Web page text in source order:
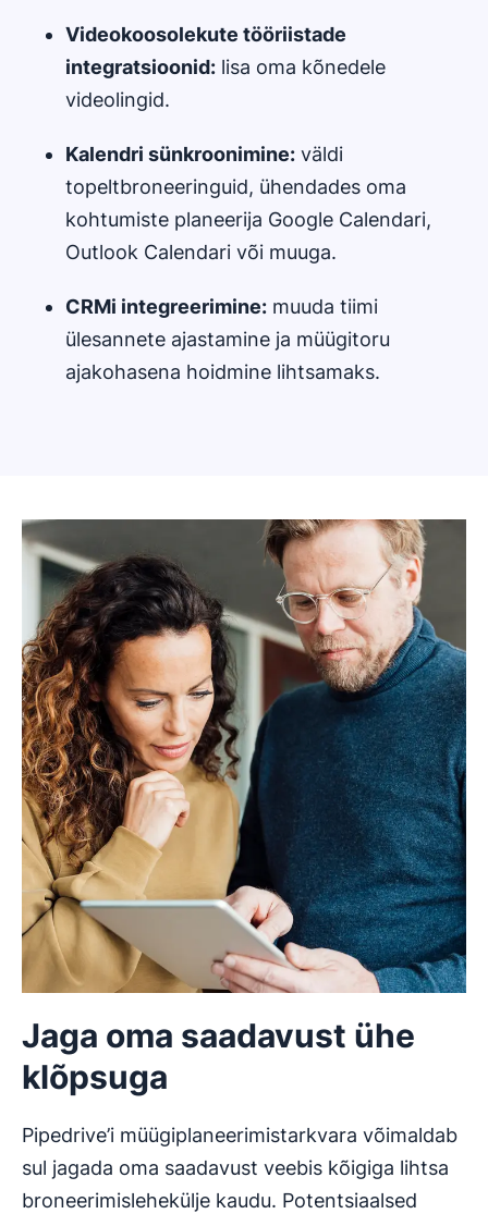
Videokoosolekute tööriistade
integratsioonid: lisa oma kõnedele
videolingid.
Kalendri sünkroonimine: väldi
topeltbroneeringuid, ühendades oma
kohtumiste planeerija Google Calendari,
Outlook Calendari või muuga.
CRMi integreerimine: muuda tiimi
ülesannete ajastamine ja müügitoru
ajakohasena hoidmine lihtsamaks.
Jaga oma saadavust ühe
klõpsuga
Pipedrive’i müügiplaneerimistarkvara võimaldab
sul jagada oma saadavust veebis kõigiga lihtsa
broneerimislehekülje kaudu. Potentsiaalsed